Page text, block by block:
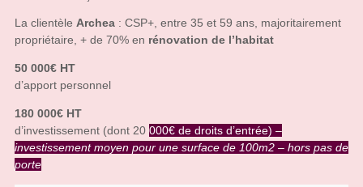
La clientèle Archea : CSP+, entre 35 et 59 ans, majoritairement
propriétaire, + de 70% en rénovation de l’habitat
50 000€ HT
d’apport personnel
180 000€ HT
d’investissement (dont 20 000€ de droits d’entrée) –
investissement moyen pour une surface de 100m2 – hors pas de
porte